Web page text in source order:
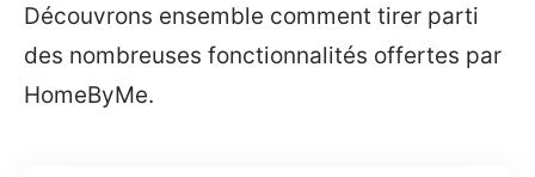
Découvrons ensemble comment tirer parti
des nombreuses fonctionnalités offertes par
HomeByMe.